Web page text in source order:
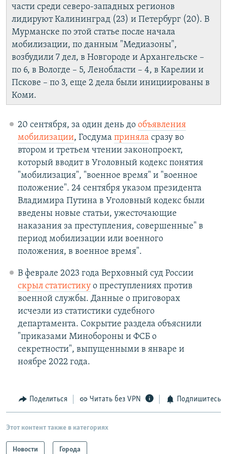
части среди северо-западных регионов
лидируют Калининград (23) и Петербург (20). В
Мурманске по этой статье после начала
мобилизации, по данным "Медиазоны",
возбудили 7 дел, в Новгороде и Архангельске –
по 6, в Вологде – 5, Ленобласти – 4, в Карелии и
Пскове – по 3, еще 2 дела были инициированы в
Коми.
20 сентября, за один день до объявления
мобилизации, Госдума приняла сразу во
втором и третьем чтении законопроект,
который вводит в Уголовный кодекс понятия
"мобилизация", "военное время" и "военное
положение". 24 сентября указом президента
Владимира Путина в Уголовный кодекс были
введены новые статьи, ужесточающие
наказания за преступления, совершенные" в
период мобилизации или военного
положения, в военное время".
В феврале 2023 года Верховный суд России
скрыл статистикуо преступлениях против
военной службы. Данные о приговорах
исчезли из статистики судебного
департамента. Сокрытие раздела объяснили
"приказами Минобороны и ФСБ о
секретности", выпущенными в январе и
ноябре 2022 года.
Поделиться Читать без VPN Подпишитесь
Этот контент также в категориях
Новости Города